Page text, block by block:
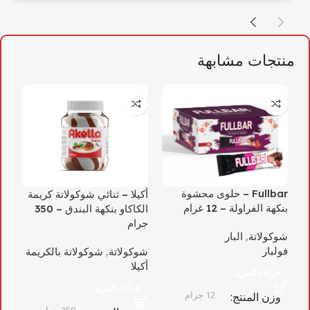
منتجات مشابهة
Fullbar – حلوى محشوة
بنكهة الفراولة – 12 غرام
شوكولاتة, البار
فولبار
وزن المنتج 12 جرام
أكيلا – ثنائي شوكولاتة كريمة
الكاكاو بنكهة البندق – 350
جرام
شوكولاتة, شوكولاتة بالكريمة
أكيلا